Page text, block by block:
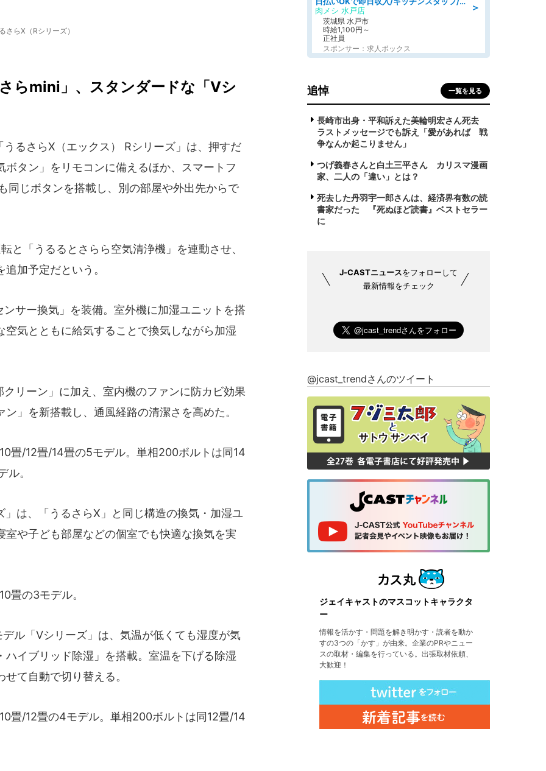
さらX（Rシリーズ）
らmini」、スタンダードな「Vシ
るさらX（エックス） Rシリーズ」は、押すだ
タン」をリモコンに備えるほか、スマートフ
同じボタンを搭載し、別の部屋や外出先からで
「うるるとさらら空気清浄機」を連動させ、
加予定だという。
サー換気」を装備。室外機に加湿ユニットを搭
気とともに給気することで換気しながら加湿
リーン」に加え、室内機のファンに防カビ効果
」を新搭載し、通風経路の清潔さを高めた。
/12畳/14畳の5モデル。単相200ボルトは同14
。
は、「うるさらX」と同じ構造の換気・加湿ユ
や子ども部屋などの個室でも快適な換気を実
の3モデル。
ル「Vシリーズ」は、気温が低くても湿度が気
イブリッド除湿」を搭載。室温を下げる除湿
て自動で切り替える。
/12畳の4モデル。単相200ボルトは同12畳/14
＞
肉メシ 水戸店
茨城県 水戸市
時給1,100円～
正社員
スポンサー：求人ボックス
追悼 一覧を見る
長崎市出身・平和訴えた美輪明宏さん死去
ラストメッセージでも訴え「愛があれば 戦
争なんか起こりません」
つげ義春さんと白土三平さん カリスマ漫画
家、二人の「違い」とは？
死去した丹羽宇一郎さんは、経済界有数の読
書家だった 『死ぬほど読書』ベストセラー
に
J-CASTニュースをフォローして
最新情報をチェック
@jcast_trendさんのツイート
ジェイキャストのマスコットキャラクタ
ー
情報を活かす・問題を解き明かす・読者を動か
すの3つの「かす」が由来。企業のPRやニュー
スの取材・編集を行っている。出張取材依頼、
大歓迎！